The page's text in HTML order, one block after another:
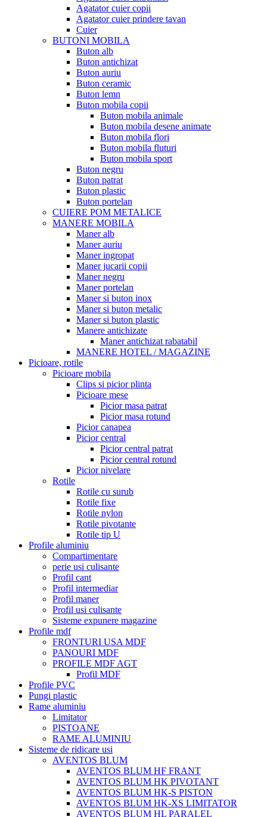
Agatator cuier copii
Agatator cuier prindere tavan
Cuier
BUTONI MOBILA
Buton alb
Buton antichizat
Buton auriu
Buton ceramic
Buton lemn
Buton mobila copii
Buton mobila animale
Buton mobila desene animate
Buton mobila flori
Buton mobila fluturi
Buton mobila sport
Buton negru
Buton patrat
Buton plastic
Buton portelan
CUIERE POM METALICE
MANERE MOBILA
Maner alb
Maner auriu
Maner ingropat
Maner jucarii copii
Maner negru
Maner portelan
Maner si buton inox
Maner si buton metalic
Maner si buton plastic
Manere antichizate
Maner antichizat rabatabil
MANERE HOTEL / MAGAZINE
Picioare, rotile
Picioare mobila
Clips si picior plinta
Picioare mese
Picior masa patrat
Picior masa rotund
Picior canapea
Picior central
Picior central patrat
Picior central rotund
Picior nivelare
Rotile
Rotile cu surub
Rotile fixe
Rotile nylon
Rotile pivotante
Rotile tip U
Profile aluminiu
Compartimentare
perie usi culisante
Profil cant
Profil intermediar
Profil maner
Profil usi culisante
Sisteme expunere magazine
Profile mdf
FRONTURI USA MDF
PANOURI MDF
PROFILE MDF AGT
Profil MDF
Profile PVC
Pungi plastic
Rame aluminiu
Limitator
PISTOANE
RAME ALUMINIU
Sisteme de ridicare usi
AVENTOS BLUM
AVENTOS BLUM HF FRANT
AVENTOS BLUM HK PIVOTANT
AVENTOS BLUM HK-S PISTON
AVENTOS BLUM HK-XS LIMITATOR
AVENTOS BLUM HL PARALEL